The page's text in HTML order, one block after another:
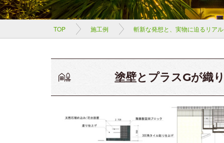
TOP 施工例 斬新な発想と、実物に迫るリア
塗壁とプラスGが織